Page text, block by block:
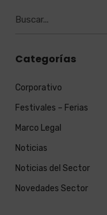
Categorías
Corporativo
Festivales – Ferias
Marco Legal
Noticias
Noticias del Sector
Novedades Sector